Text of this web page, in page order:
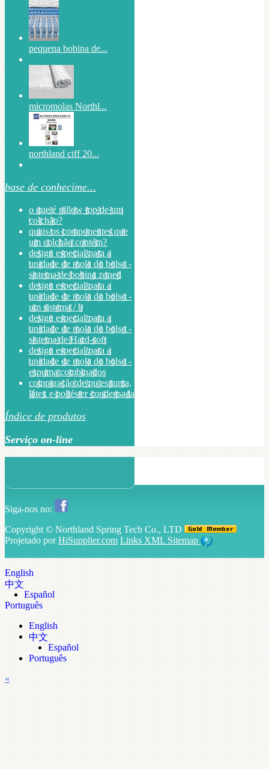
pequena bobina de...
micromolas Northl...
northland ciff 20...
base de conhecime...
o que é pillow top de um
colchão?
quais os componentes que
um colchão contém?
design especial para a
unidade de mola do bolso -
sistema de bobina zoned
design especial para a
unidade de mola do bolso -
um sistema / b
design especial para a
unidade de mola do bolso -
sistema de Hard-soft
design especial para a
unidade de mola do bolso -
espuma combinados
comparação de pu espuma,
látex e poliéster condensada
Índice de produtos
Serviço on-line
Siga-nos no:
Copyright © Northland Spring Tech Co., LTD
Projetado porHiSupplier.com Links XML Sitemap
English
中文
Español
Português
English
中文
Español
Português
«